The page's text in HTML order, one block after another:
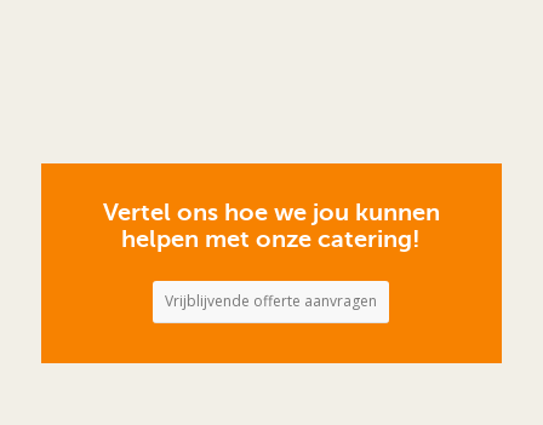
Vertel ons hoe we jou kunnen
helpen met onze catering!
Vrijblijvende offerte aanvragen